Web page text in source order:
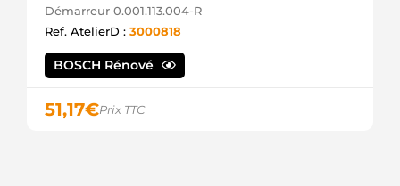
Démarreur 0.001.113.004-R
Ref. AtelierD : 3000818
BOSCH Rénové
51,17€Prix TTC